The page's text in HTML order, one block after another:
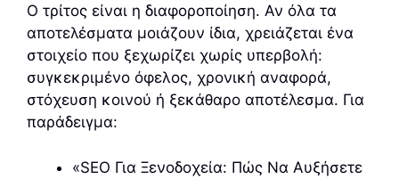
Ο τρίτος είναι η διαφοροποίηση. Αν όλα τα
αποτελέσματα μοιάζουν ίδια, χρειάζεται ένα
στοιχείο που ξεχωρίζει χωρίς υπερβολή:
συγκεκριμένο όφελος, χρονική αναφορά,
στόχευση κοινού ή ξεκάθαρο αποτέλεσμα. Για
παράδειγμα:
«SEO Για Ξενοδοχεία: Πώς Να Αυξήσετε